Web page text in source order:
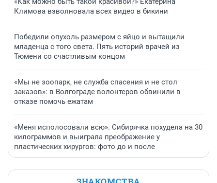
Климова взволновала всех видео в бикини
Победили опухоль размером с яйцо и вытащили
младенца с того света. Пять историй врачей из
Тюмени со счастливым концом
«Мы не зоопарк, не служба спасения и не стол
заказов»: в Волгограде волонтеров обвинили в
отказе помочь ежатам
«Меня исполосовали всю». Сибирячка похудела на 30
килограммов и выиграла преображение у
пластических хирургов: фото до и после